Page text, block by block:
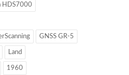
HDS7000
GNSS GR-5
Land
1960